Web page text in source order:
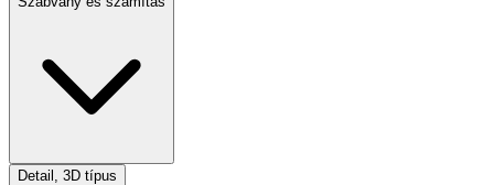
Detail, 3D típus